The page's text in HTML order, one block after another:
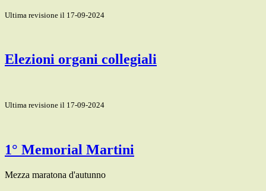
Ultima revisione il 17-09-2024
Elezioni organi collegiali
Ultima revisione il 17-09-2024
1° Memorial Martini
Mezza maratona d'autunno